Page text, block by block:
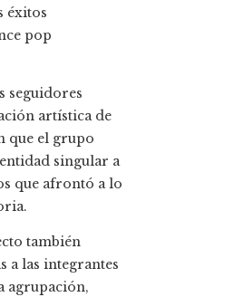
éxitos
pop
seguidores
artística de
que el grupo
singular a
que afrontó a lo
también
a las integrantes
agrupación,